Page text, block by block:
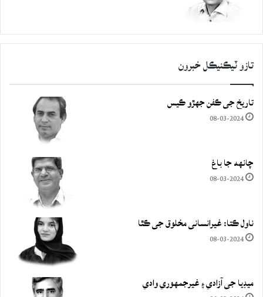
تازو ٽيڪنيڪل خبرون
تاريخ جي ڪفن جھڙو ڪيس
08-03-2024
چانهه جا باغ
08-03-2024
ناول ڪتا: غيرانساني مخلوق جي ڪٿا
08-03-2024
ميڊيا جي آزادي ۽ غيرجمھوري وادي